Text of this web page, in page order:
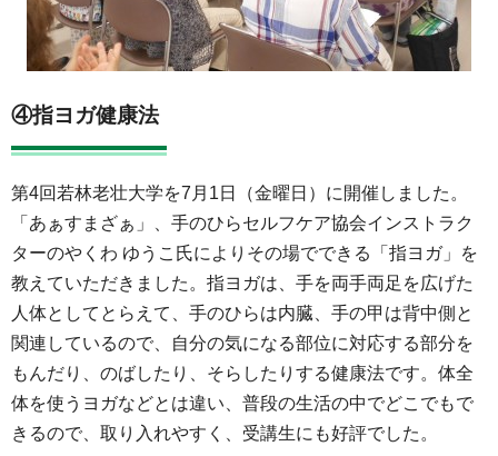
④指ヨガ健康法
第4回若林老壮大学を7月1日（金曜日）に開催しました。
「あぁすまざぁ」、手のひらセルフケア協会インストラク
ターのやくわ ゆうこ氏によりその場でできる「指ヨガ」を
教えていただきました。指ヨガは、手を両手両足を広げた
人体としてとらえて、手のひらは内臓、手の甲は背中側と
関連しているので、自分の気になる部位に対応する部分を
もんだり、のばしたり、そらしたりする健康法です。体全
体を使うヨガなどとは違い、普段の生活の中でどこでもで
きるので、取り入れやすく、受講生にも好評でした。